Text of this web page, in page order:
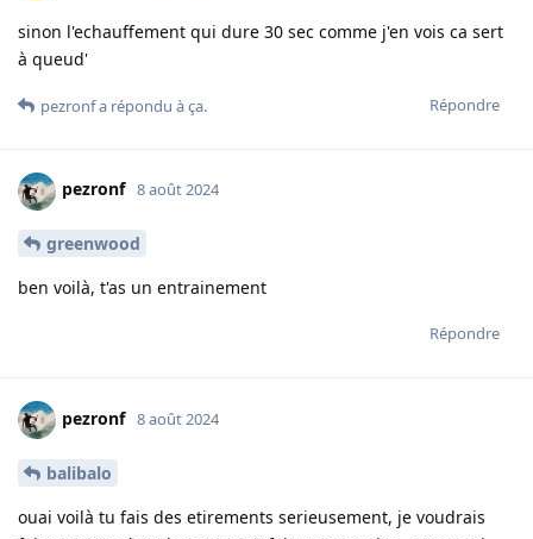
sinon l'echauffement qui dure 30 sec comme j'en vois ca sert
à queud'
Répondre
pezronfa répondu à ça.
pezronf 8 août 2024
greenwood
ben voilà, t'as un entrainement
Répondre
pezronf 8 août 2024
balibalo
ouai voilà tu fais des etirements serieusement, je voudrais